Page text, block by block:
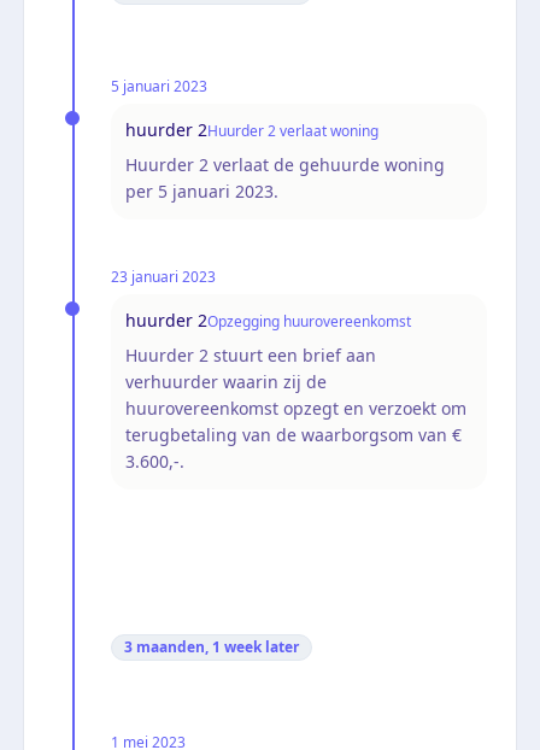
5 januari 2023
huurder 2Huurder 2 verlaat woning
Huurder 2 verlaat de gehuurde woning
per 5 januari 2023.
23 januari 2023
huurder 2Opzegging huurovereenkomst
Huurder 2 stuurt een brief aan
verhuurder waarin zij de
huurovereenkomst opzegt en verzoekt om
terugbetaling van de waarborgsom van €
3.600,-.
3 maanden, 1 week later
1 mei 2023